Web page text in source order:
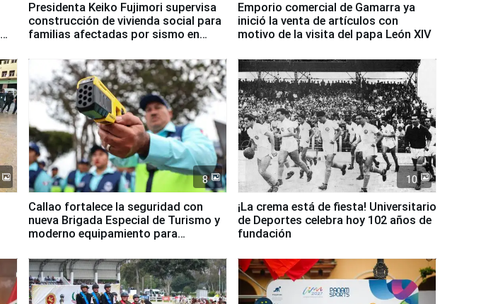
Presidenta Keiko Fujimori supervisa
construcción de vivienda social para
familias afectadas por sismo en
Emporio comercial de Gamarra ya
inició la venta de artículos con
motivo de la visita del papa León XIV
8
Callao fortalece la seguridad con
nueva Brigada Especial de Turismo y
moderno equipamiento para
10
¡La crema está de fiesta! Universitario
de Deportes celebra hoy 102 años de
fundación